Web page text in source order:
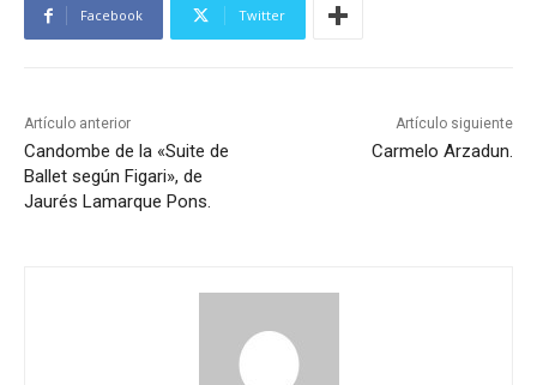
Facebook Twitter
Artículo anterior
Candombe de la «Suite de
Ballet según Figari», de
Jaurés Lamarque Pons.
Artículo siguiente
Carmelo Arzadun.